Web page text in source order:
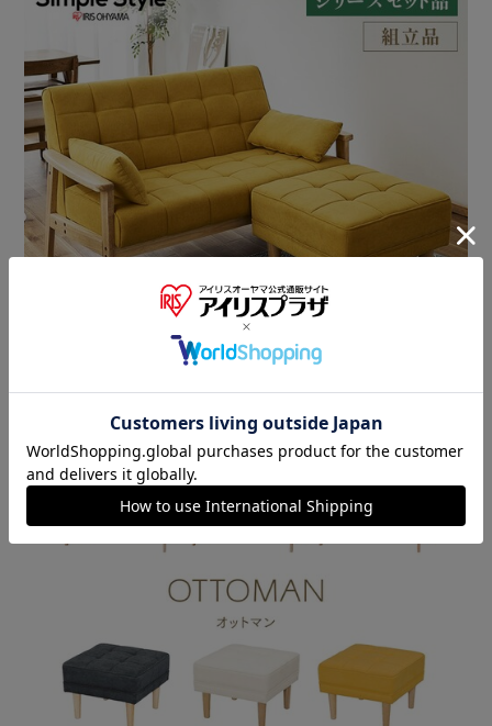
コンパクト梱包で搬入がスムーズ。
一般的な玄関であれば問題無く搬入が可能です。
ソファは3ステップ、オットマンは脚を取り付けるだけの簡
単組み立て。
★お客様組立★